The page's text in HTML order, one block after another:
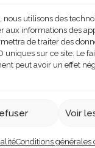
utilisons des
aux informations des
de traiter des
sur ce site. Le
peut avoir un effet
Voir
Conditions générales